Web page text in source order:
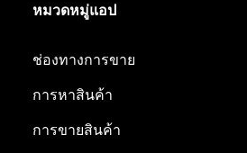
หมวดหมู่แอป
ช่องทางการขาย
การหาสินค้า
การขายสินค้า